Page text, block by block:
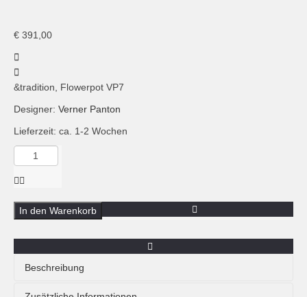
€ 391,00
&tradition, Flowerpot VP7
Designer: Verner Panton
Lieferzeit: ca. 1-2 Wochen
Menge
&tradition,
Pendelleuchte
VP7,
Senf
In den Warenkorb
Beschreibung